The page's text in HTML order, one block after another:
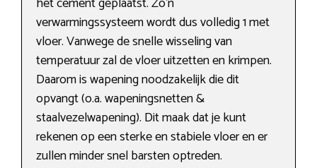
verwarmingssysteem wordt dus volledig 1 met
vloer. Vanwege de snelle wisseling van
temperatuur zal de vloer uitzetten en krimpen.
Daarom is wapening noodzakelijk die dit
opvangt (o.a. wapeningsnetten &
staalvezelwapening). Dit maak dat je kunt
rekenen op een sterke en stabiele vloer en er
zullen minder snel barsten optreden.